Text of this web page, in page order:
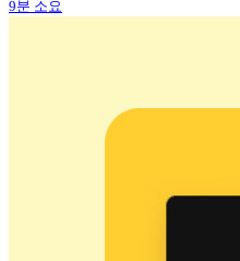
9분 소요